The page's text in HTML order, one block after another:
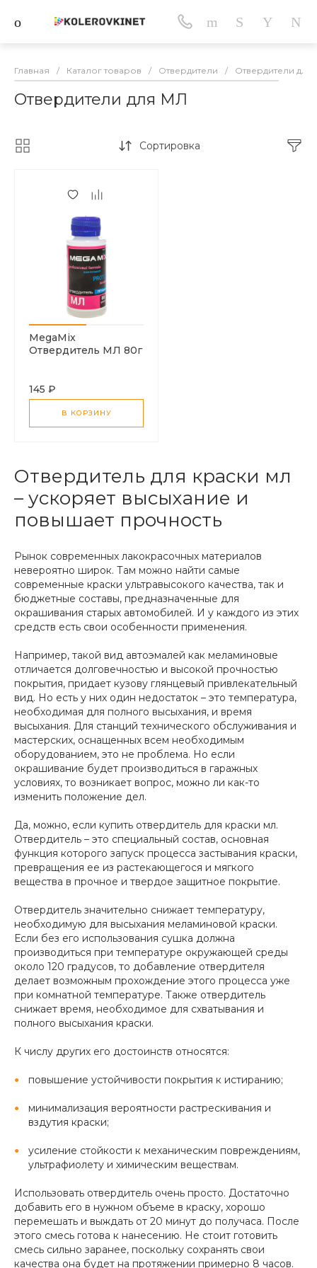
Главная / Каталог товаров / Отвердители / Отвердители
Отвердители для МЛ
Сортировка
MegaMix
Отвердитель МЛ 80г
145 ₽
В КОРЗИНУ
Отвердитель для краски мл
– ускоряет высыхание и
повышает прочность
Рынок современных лакокрасочных материалов
невероятно широк. Там можно найти самые
современные краски ультравысокого качества, так и
бюджетные составы, предназначенные для
окрашивания старых автомобилей. И у каждого из этих
средств есть свои особенности применения.
Например, такой вид автоэмалей как меламиновые
отличается долговечностью и высокой прочностью
покрытия, придает кузову глянцевый привлекательный
вид. Но есть у них один недостаток – это температура,
необходимая для полного высыхания, и время
высыхания. Для станций технического обслуживания и
мастерских, оснащенных всем необходимым
оборудованием, это не проблема. Но если
окрашивание будет производиться в гаражных
условиях, то возникает вопрос, можно ли как-то
изменить положение дел.
Да, можно, если купить отвердитель для краски мл.
Отвердитель – это специальный состав, основная
функция которого запуск процесса застывания краски,
превращения ее из растекающегося и мягкого
вещества в прочное и твердое защитное покрытие.
Отвердитель значительно снижает температуру,
необходимую для высыхания меламиновой краски.
Если без его использования сушка должна
производиться при температуре окружающей среды
около 120 градусов, то добавление отвердителя
делает возможным прохождение этого процесса уже
при комнатной температуре. Также отвердитель
снижает время, необходимое для схватывания и
полного высыхания краски.
К числу других его достоинств относятся:
повышение устойчивости покрытия к истиранию;
минимализация вероятности растрескивания и
вздутия краски;
усиление стойкости к механическим повреждениям,
ультрафиолету и химическим веществам.
Использовать отвердитель очень просто. Достаточно
добавить его в нужном объеме в краску, хорошо
перемешать и выждать от 20 минут до получаса. После
этого смесь готова к нанесению. Не стоит готовить
смесь сильно заранее, поскольку сохранять свои
качества она будет на протяжении примерно 8 часов.